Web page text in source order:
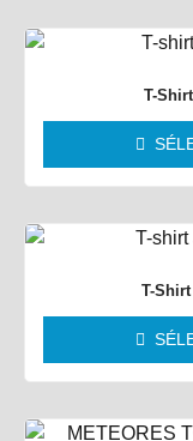
T-
T-